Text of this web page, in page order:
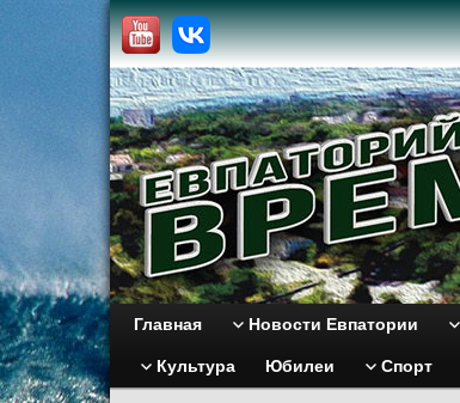
Главная Новости Евпатории
Культура Юбилеи Спорт